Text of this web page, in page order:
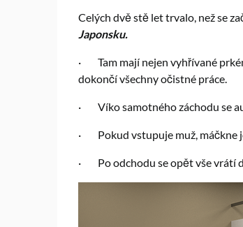
Celých dvě stě let trvalo, než se
Japonsku.
·
Tam mají nejen vyhřívané
dokončí všechny očistné práce.
· Víko samotného záchodu se
· Pokud vstupuje muž, máčkne
· Po odchodu se opět vše vrátí